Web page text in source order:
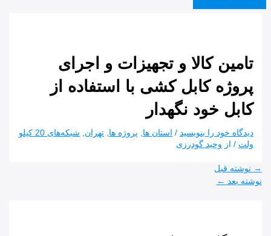
تامین کالا و تجهیزات و اجرای
پروژه کابل کشی با استفاده از
کابل خود نگهدار
دیدگاه‌ خود را بنویسید / استان ها پروژه ها ,تهران
شبکه‌های 20 کیلو
ولت / از وحید گودرزی
راهبری
نوشته
→ نوشته قبل
نوشته بعد ←